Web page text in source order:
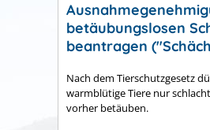
betäubungslosen
beantragen
Nach dem Tierschutzgesetz
warmblütige Tiere nur
vorher betäuben.